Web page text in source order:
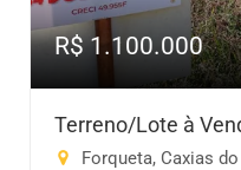
R$ 1.100.000
Terreno/Lote à
Forqueta, Caxias do